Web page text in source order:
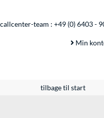
team : +49 (0) 6403 -
Min
tilbage til start